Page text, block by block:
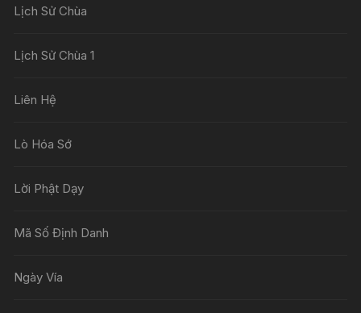
Lịch Sử Chùa
Lịch Sử Chùa 1
Liên Hệ
Lò Hóa Sớ
Lời Phật Dạy
Mã Số Định Danh
Ngày Vía